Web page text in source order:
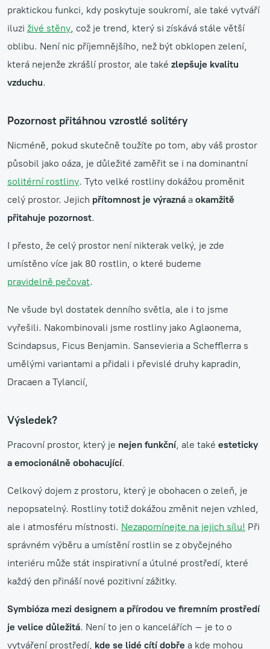
praktickou funkci, kdy poskytuje soukromí, ale také vytváří
iluzi živé stěny , což je trend, který si získává stále větší
oblibu. Není nic příjemnějšího, než být obklopen zelení,
která nejenže zkrášlí prostor, ale také zlepšuje kvalitu
vzduchu.
Pozornost přitáhnou vzrostlé solitéry
Nicméně, pokud skutečně toužíte po tom, aby váš prostor
působil jako oáza, je důležité zaměřit se i na dominantní
solitérní rostliny. Tyto velké rostliny dokážou proměnit
celý prostor. Jejich přítomnost je výrazná a okamžitě
přitahuje pozornost.
I přesto, že celý prostor není nikterak velký, je zde
umístěno více jak 80 rostlin, o které budeme
pravidelně pečovat.
Ne všude byl dostatek denního světla, ale i to jsme
vyřešili. Nakombinovali jsme rostliny jako Aglaonema,
Scindapsus, Ficus Benjamin. Sansevieria a Schefflerra s
umělými variantami a přidali i převislé druhy kapradin,
Dracaen a Tylancií,
Výsledek?
Pracovní prostor, který je nejen funkční, ale také esteticky
a emocionálně obohacující.
Celkový dojem z prostoru, který je obohacen o zeleň, je
nepopsatelný. Rostliny totiž dokážou změnit nejen vzhled,
ale i atmosféru místnosti. Nezapomínejte na jejich sílu! Při
správném výběru a umístění rostlin se z obyčejného
interiéru může stát inspirativní a útulné prostředí, které
každý den přináší nové pozitivní zážitky.
Symbióza mezi designem a přírodou ve firemním prostředí
je velice důležitá. Není to jen o kancelářích – je to o
vytváření prostředí, kde se lidé cítí dobře a kde mohou